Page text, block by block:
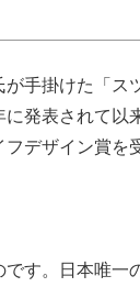
手掛けた「ス
発表されて以
デザイン賞を
す。日本唯一